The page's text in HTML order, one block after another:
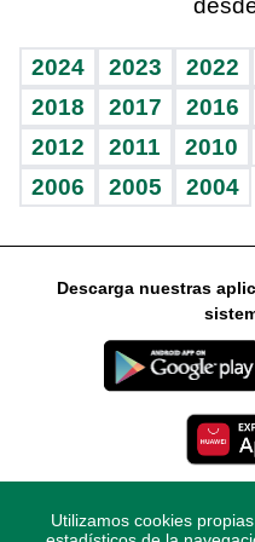
Vida y familia
Eñe
Celebrando la vida
Sin complejos
En pocas palabras
Escuchando al corazón
Economía Personal
Consulta Libre
BRV
TBT Deportivo
Más firmas
Guía del dinero
Horóscopos
2024 2023 2022
2018
2017 2016
2012
2011 2010
2006
2005 2004
Descarga nuestras
© 2021 Diario Libre,
Utilizamos cookies